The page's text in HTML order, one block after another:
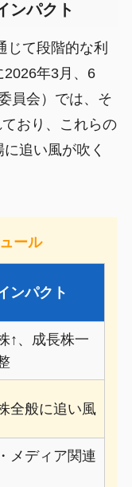
ンパクト
じて段階的な利
2026年3月、6
員会）では、そ
おり、これらの
追い風が吹く
ール
ンパクト
↑、成長株一
全般に追い風
メディア関連